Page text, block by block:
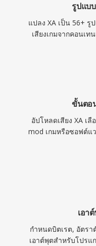
รูปแบ
แปลง XA เป็น 56+ รู
เสียงเกมจากคอนเ
ขั้นตอ
อัปโหลดเสียง XA เ
mod เกมหรือซอฟต์แ
เอา
กำหนดบิตเรต, อัตร
เอาต์พุตสำหรับโปรแ